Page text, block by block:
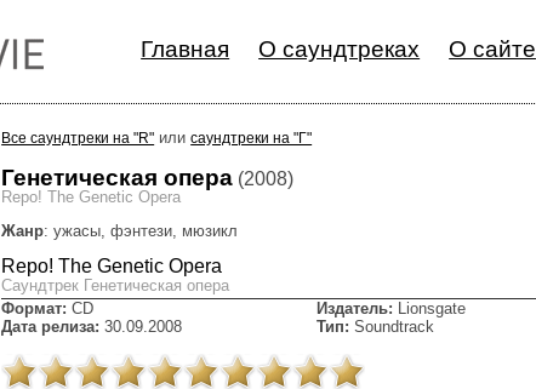
Главная О саундтреках О сайте
Все саундтреки на "R" илисаундтреки на "Г"
Генетическая опера (2008)
Repo! The Genetic Opera
Жанр: ужасы, фэнтези, мюзикл
Repo! The Genetic Opera
Cаундтрек Генетическая опера
Формат: CD Издатель: Lionsgate
Дата релиза: 30.09.2008 Тип: Soundtrack